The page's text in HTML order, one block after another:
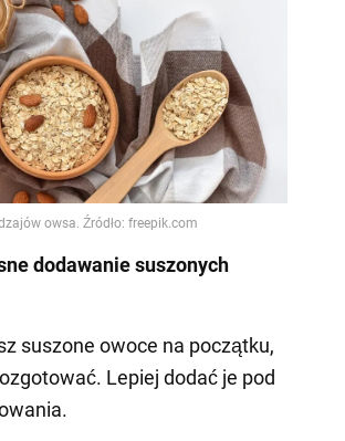
dodawanie suszonych
suszone owoce na początku,
Lepiej dodać je pod